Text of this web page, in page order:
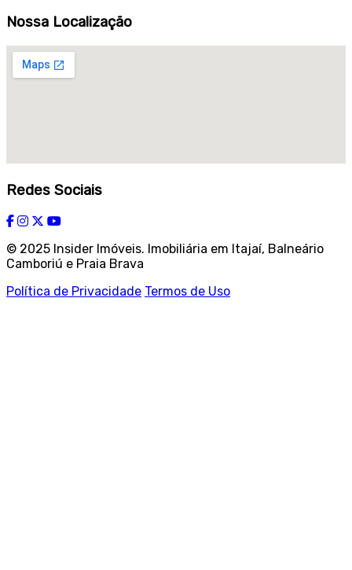
Nossa Localização
Redes Sociais
© 2025 Insider Imóveis. Imobiliária em Itajaí, Balneário
Camboriú e Praia Brava
Política de Privacidade Termos de Uso